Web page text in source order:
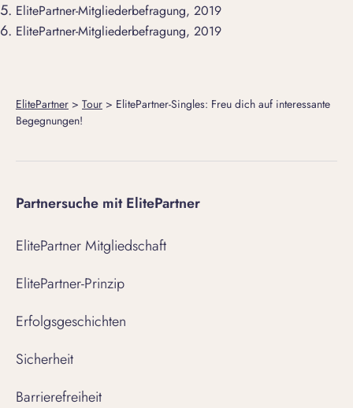
ElitePartner-Mitgliederbefragung, 2019
ElitePartner-Mitgliederbefragung, 2019
ElitePartner > Tour > ElitePartner-Singles: Freu dich auf interessante
Begegnungen!
Partnersuche mit ElitePartner
ElitePartner Mitgliedschaft
ElitePartner-Prinzip
Erfolgsgeschichten
Sicherheit
Barrierefreiheit